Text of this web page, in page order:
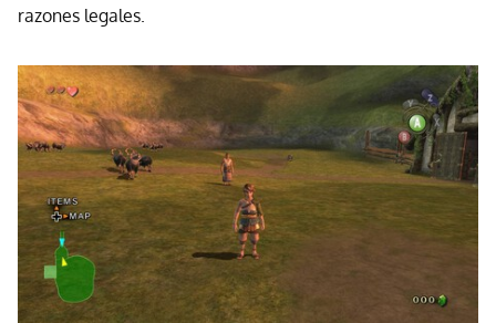
razones legales.